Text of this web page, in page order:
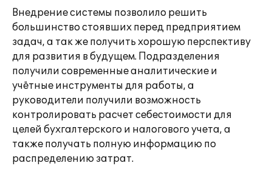
Внедрение системы позволило решить
большинство стоявших перед предприятием
задач, а так же получить хорошую перспективу
для развития в будущем. Подразделения
получили современные аналитические и
учётные инструменты для работы, а
руководители получили возможность
контролировать расчет себестоимости для
целей бухгалтерского и налогового учета, а
также получать полную информацию по
распределению затрат.